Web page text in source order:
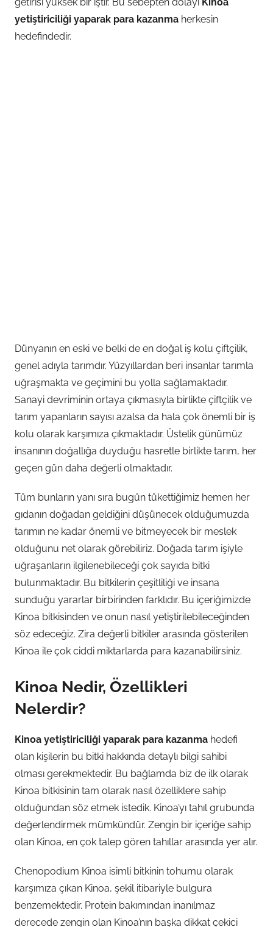
yetiştiriciliği yaparak para kazanma herkesin
hedefindedir.
Dünyanın en eski ve belki de en doğal iş kolu çiftçilik,
genel adıyla tarımdır. Yüzyıllardan beri insanlar tarımla
uğraşmakta ve geçimini bu yolla sağlamaktadır.
Sanayi devriminin ortaya çıkmasıyla birlikte çiftçilik ve
tarım yapanların sayısı azalsa da hala çok önemli bir iş
kolu olarak karşımıza çıkmaktadır. Üstelik günümüz
insanının doğallığa duyduğu hasretle birlikte tarım, her
geçen gün daha değerli olmaktadır.
Tüm bunların yanı sıra bugün tükettiğimiz hemen her
gıdanın doğadan geldiğini düşünecek olduğumuzda
tarımın ne kadar önemli ve bitmeyecek bir meslek
olduğunu net olarak görebiliriz. Doğada tarım işiyle
uğraşanların ilgilenebileceği çok sayıda bitki
bulunmaktadır. Bu bitkilerin çeşitliliği ve insana
sunduğu yararlar birbirinden farklıdır. Bu içeriğimizde
Kinoa bitkisinden ve onun nasıl yetiştirilebileceğinden
söz edeceğiz. Zira değerli bitkiler arasında gösterilen
Kinoa ile çok ciddi miktarlarda para kazanabilirsiniz.
Kinoa Nedir, Özellikleri
Nelerdir?
Kinoa yetiştiriciliği yaparak para kazanma hedefi
olan kişilerin bu bitki hakkında detaylı bilgi sahibi
olması gerekmektedir. Bu bağlamda biz de ilk olarak
Kinoa bitkisinin tam olarak nasıl özelliklere sahip
olduğundan söz etmek istedik. Kinoa’yı tahıl grubunda
değerlendirmek mümkündür. Zengin bir içeriğe sahip
olan Kinoa, en çok talep gören tahıllar arasında yer alır.
Chenopodium Kinoa isimli bitkinin tohumu olarak
karşımıza çıkan Kinoa, şekil itibariyle bulgura
benzemektedir. Protein bakımından inanılmaz
derecede zengin olan Kinoa’nın başka dikkat çekici